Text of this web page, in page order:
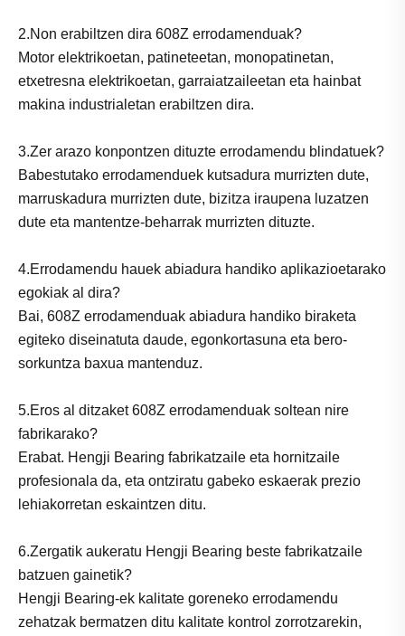
2.Non erabiltzen dira 608Z errodamenduak?
Motor elektrikoetan, patineteetan, monopatinetan,
etxetresna elektrikoetan, garraiatzaileetan eta hainbat
makina industrialetan erabiltzen dira.
3.Zer arazo konpontzen dituzte errodamendu blindatuek?
Babestutako errodamenduek kutsadura murrizten dute,
marruskadura murrizten dute, bizitza iraupena luzatzen
dute eta mantentze-beharrak murrizten dituzte.
4.Errodamendu hauek abiadura handiko aplikazioetarako
egokiak al dira?
Bai, 608Z errodamenduak abiadura handiko biraketa
egiteko diseinatuta daude, egonkortasuna eta bero-
sorkuntza baxua mantenduz.
5.Eros al ditzaket 608Z errodamenduak soltean nire
fabrikarako?
Erabat. Hengji Bearing fabrikatzaile eta hornitzaile
profesionala da, eta ontziratu gabeko eskaerak prezio
lehiakorretan eskaintzen ditu.
6.Zergatik aukeratu Hengji Bearing beste fabrikatzaile
batzuen gainetik?
Hengji Bearing-ek kalitate goreneko errodamendu
zehatzak bermatzen ditu kalitate kontrol zorrotzarekin,